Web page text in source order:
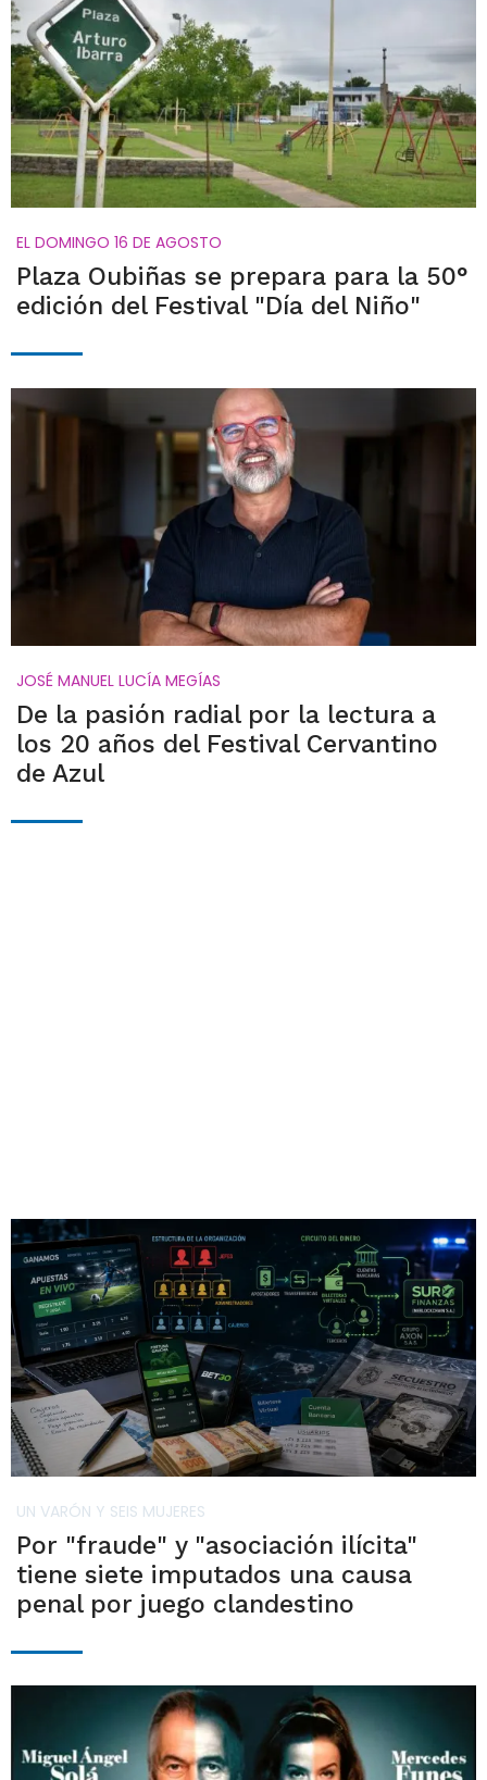
EL DOMINGO 16 DE AGOSTO
Plaza Oubiñas se prepara para la 50°
edición del Festival "Día del Niño"
JOSÉ MANUEL LUCÍA MEGÍAS
De la pasión radial por la lectura a
los 20 años del Festival Cervantino
de Azul
UN VARÓN Y SEIS MUJERES
Por "fraude" y "asociación ilícita"
tiene siete imputados una causa
penal por juego clandestino